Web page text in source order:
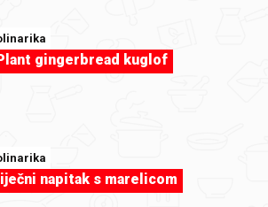
gingerbread kuglof
napitak s marelicom